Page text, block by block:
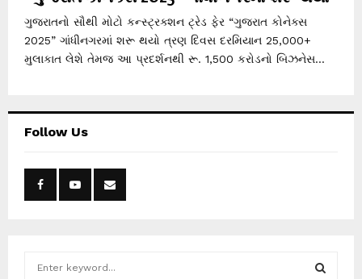
ગુજરાતનો સૌથી મોટો કન્સ્ટ્રક્શન ટ્રેડ ફેર “ગુજરાત કોનેક્સ
2025” ગાંધીનગરમાં શરૂ થયો ત્રણ દિવસ દરમિયાન 25,000+
મુલાકાત લેશે તેમજ આ પ્રદર્શનથી રૂ. 1,500 કરોડનો બિઝનેસ...
Follow Us